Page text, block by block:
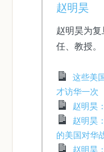
赵明昊
赵明昊为
任、教授。
这些美
才访华一次
赵明昊
赵明昊
的美国对华
赵明昊